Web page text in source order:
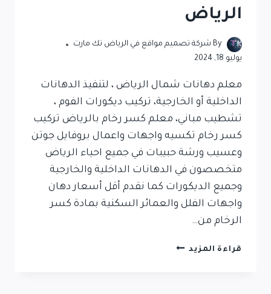
الرياض
By شركة تصميم مواقع في الرياض تك مارت
يوليو 18, 2024
معلم دهانات شمال الرياض ، لتنفيذ الدهانات
الداخلية أو الخارجية، تركيب ديكورات الفوم ،
تشطيب مباني، معلم كسر رخام بالرياض تركيب
كسر رخام تكسيه واجهات واعمال بروفايل جوتن
وعسيب ورشة حبيبات في جميع احياء الرياض
متخصصون في الدهانات الداخلية والخارجية
وجميع الديكورات كما نقدم أقل أسعار دهان
واجهات الفلل والعمائر السكنية بمادة كسر
الرخام من…
قراءة المزيد